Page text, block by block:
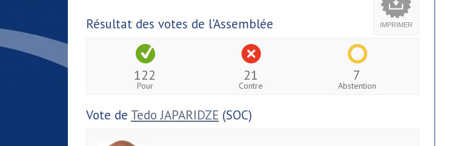
IMPRIMER
Résultat des votes de l'Assemblée
122
Pour
21
Contre
7
Abstention
Vote de Tedo JAPARIDZE (SOC)